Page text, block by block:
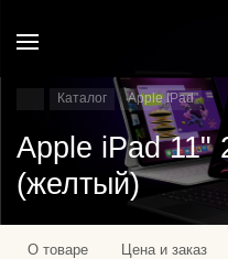
Каталог Apple IPad
Apple iPad 11"
(желтый)
О товаре Цена и заказ